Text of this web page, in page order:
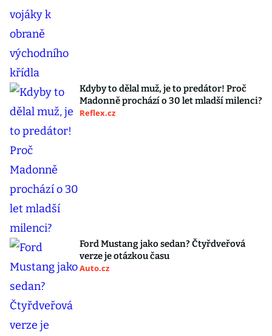
Kdyby to dělal muž, je to predátor! Proč
Madonně prochází o 30 let mladší milenci?
Reflex.cz
Ford Mustang jako sedan? Čtyřdveřová
verze je otázkou času
Auto.cz